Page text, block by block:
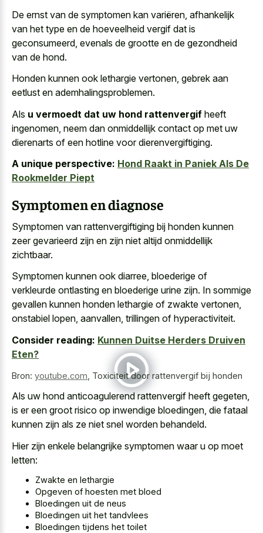
De ernst van de symptomen kan variëren, afhankelijk
van het type en de hoeveelheid vergif dat is
geconsumeerd, evenals de grootte en de gezondheid
van de hond.
Honden kunnen ook lethargie vertonen, gebrek aan
eetlust en ademhalingsproblemen.
Als u vermoedt dat uw hond rattenvergif heeft
ingenomen, neem dan onmiddellijk contact op met uw
dierenarts of een hotline voor dierenvergiftiging.
A unique perspective: Hond Raakt in Paniek Als De
Rookmelder Piept
Symptomen en diagnose
Symptomen van rattenvergiftiging bij honden kunnen
zeer gevarieerd zijn en zijn niet altijd onmiddellijk
zichtbaar.
Symptomen kunnen ook diarree, bloederige of
verkleurde ontlasting en bloederige urine zijn. In sommige
gevallen kunnen honden lethargie of zwakte vertonen,
onstabiel lopen, aanvallen, trillingen of hyperactiviteit.
Consider reading: Kunnen Duitse Herders Druiven
Eten?
Bron: youtube.com Toxiciteit door rattenvergif bij honden
Als uw hond anticoagulerend rattenvergif heeft gegeten,
is er een groot risico op inwendige bloedingen, die fataal
kunnen zijn als ze niet snel worden behandeld.
Hier zijn enkele belangrijke symptomen waar u op moet
letten:
Zwakte en lethargie
Opgeven of hoesten met bloed
Bloedingen uit de neus
Bloedingen uit het tandvlees
Bloedingen tijdens het toilet